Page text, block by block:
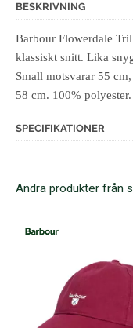
BESKRIVNING
Barbour Flowerdale
klassiskt snitt. Lika
Small motsvarar 55
58 cm. 100% polyester.
SPECIFIKATIONER
Andra produkter från